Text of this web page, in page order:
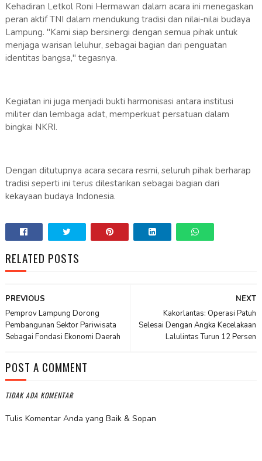
Kehadiran Letkol Roni Hermawan dalam acara ini menegaskan
peran aktif TNI dalam mendukung tradisi dan nilai-nilai budaya
Lampung. "Kami siap bersinergi dengan semua pihak untuk
menjaga warisan leluhur, sebagai bagian dari penguatan
identitas bangsa," tegasnya.
Kegiatan ini juga menjadi bukti harmonisasi antara institusi
militer dan lembaga adat, memperkuat persatuan dalam
bingkai NKRI.
Dengan ditutupnya acara secara resmi, seluruh pihak berharap
tradisi seperti ini terus dilestarikan sebagai bagian dari
kekayaan budaya Indonesia.
RELATED POSTS
NEXT
Kakorlantas: Operasi Patuh
Selesai Dengan Angka Kecelakaan
Lalulintas Turun 12 Persen
PREVIOUS
Pemprov Lampung Dorong
Pembangunan Sektor Pariwisata
Sebagai Fondasi Ekonomi Daerah
POST A COMMENT
TIDAK ADA KOMENTAR
Tulis Komentar Anda yang Baik & Sopan